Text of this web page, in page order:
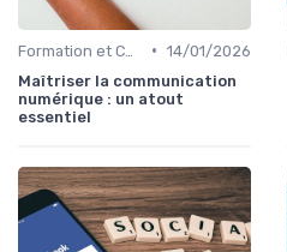
• 14/01/2026
Maîtriser la communication
numérique : un atout
essentiel